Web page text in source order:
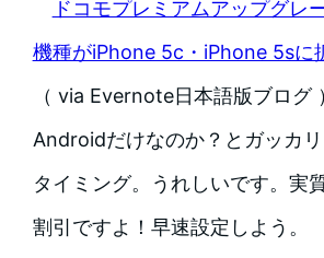
ドコモプレミアムアップグレ
機種がiPhone 5c・iPhone 5sに
（ via Evernote日本語版ブログ
Androidだけなのか？とガッカ
タイミング。うれしいです。実
割引ですよ！早速設定しよう。